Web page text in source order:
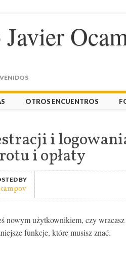
OTROS ENCUENTROS
i
i opłaty
BY
nowym użytkownikiem, czy
funkcje, które musisz znać.